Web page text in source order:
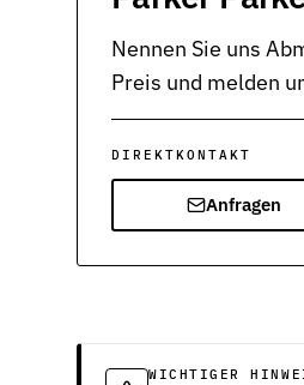
Nehmen Sie Kontakt mit uns auf
Ihre Karrieremöglichkeiten bei
Zertifikate zum Download
Rechtliche Informationen zu
Unsere allgemeinen
Nennen Sie uns
Preis und melden
DIREKTKONTAKT
Anfragen
WICHTIGER